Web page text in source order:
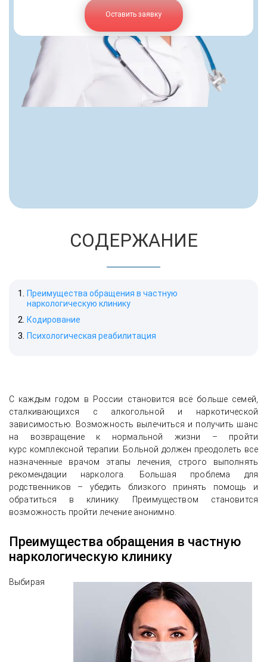
Оставить заявку
СОДЕРЖАНИЕ
Преимущества обращения в частную
наркологическую клинику
Кодирование
Психологическая реабилитация
С каждым годом в России становится всё больше семей,
сталкивающихся с алкогольной и наркотической
зависимостью. Возможность вылечиться и получить шанс
на возвращение к нормальной жизни – пройти
курс комплексной терапии. Больной должен преодолеть все
назначенные врачом этапы лечения, строго выполнять
рекомендации нарколога. Большая проблема для
родственников – убедить близкого принять помощь и
обратиться в клинику. Преимуществом становится
возможность пройти лечение анонимно.
Преимущества обращения в частную
наркологическую клинику
Выбирая